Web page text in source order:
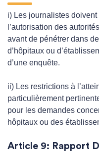
i) Les journalistes doivent
l’autorisation des
avant de pénétrer dans
d’hôpitaux ou
d’une enquête.
ii) Les restrictions à
particulièrement
pour les demandes
hôpitaux ou des
Article 9: Rapport